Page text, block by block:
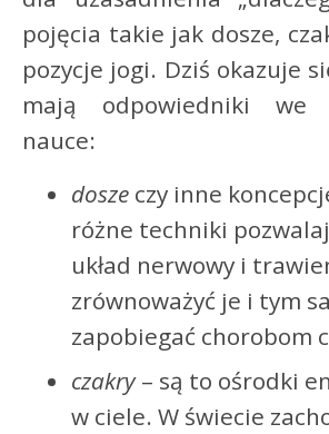
pojęcia takie jak dosze,
pozycje jogi. Dziś okazuje
mają odpowiedniki we
nauce:
dosze czy inne
różne techniki
układ nerwowy i
zrównoważyć je i tym
zapobiegać chorobom
czakry– są to ośrodki
w ciele. W świecie